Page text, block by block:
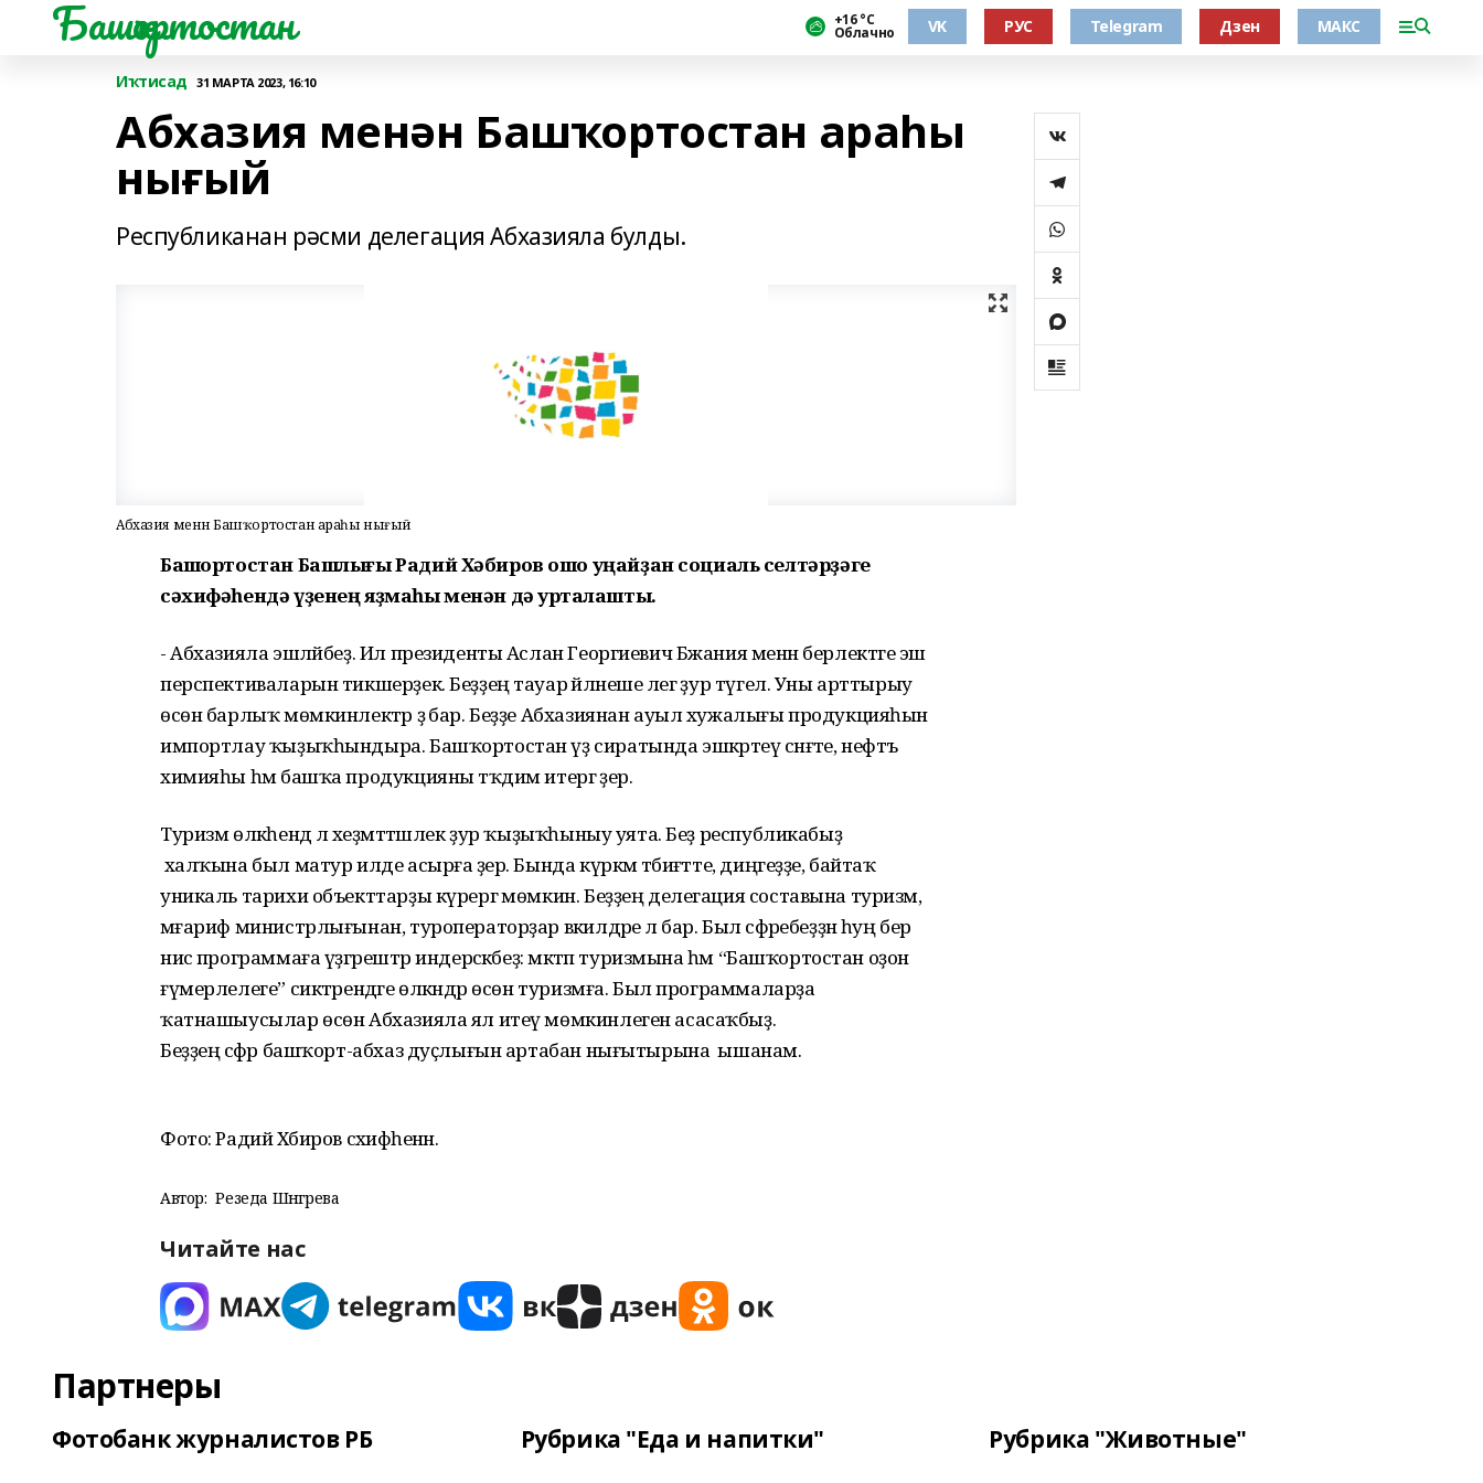
Башҡортостан +16 °С
Облачно VK РУС Telegram Дзен МАКС
Иҡтисад 31 МАРТА 2023, 16:10
Абхазия менән Башҡортостан араһы
нығый
Республиканан рәсми делегация Абхазияла булды.
Абхазия менән Башҡортостан араһы нығый
Башҡортостан Башлығы Радий Хәбиров ошо уңайҙан социаль селтәрҙәге
сәхифәһендә үҙенең яҙмаһы менән дә уртаҡлашты.
- Абхазияла эшләйбеҙ. Ил президенты Аслан Георгиевич Бжания менән берлектәге эш
перспективаларын тикшерҙек. Беҙҙең тауар әйләнеше әлегә ҙур түгел. Уны арттырыу
өсөн барлыҡ мөмкинлектәр ҙә бар. Беҙҙе Абхазиянан ауыл хужалығы продукцияһын
импортлау ҡыҙыҡһындыра. Башҡортостан үҙ сиратында эшкәртеү сәнәғәте, нефтъ
химияһы һәм башҡа продукцияны тәҡдим итергә әҙер.
Туризм өлкәһендә лә хеҙмәттәшлек ҙур ҡыҙыҡһыныу уята. Беҙ республикабыҙ
халҡына был матур илде асырға әҙер. Бында күркәм тәбиғәтте, диңгеҙҙе, байтаҡ
уникаль тарихи объекттарҙы күрергә мөмкин. Беҙҙең делегация составына туризм,
мәғариф министрлығынан, туроператорҙар вәкилдәре лә бар. Был сәфәребеҙҙән һуң бер
нисә программаға үҙгәрештәр индерәсәкбеҙ: мәктәп туризмына һәм “Башҡортостан оҙон
ғүмерлелеге” сиктәрендәге өлкәндәр өсөн туризмға. Был программаларҙа
ҡатнашыусылар өсөн Абхазияла ял итеү мөмкинлеген асасаҡбыҙ.
Беҙҙең сәфәр башҡорт-абхаз дуҫлығын артабан нығытырына ышанам.
Фото: Радий Хәбиров сәхифәһенән.
Автор: Резеда Шәнгәрәева
Читайте нас
Партнеры
Фотобанк журналистов РБ Рубрика "Еда и напитки" Рубрика "Животные"